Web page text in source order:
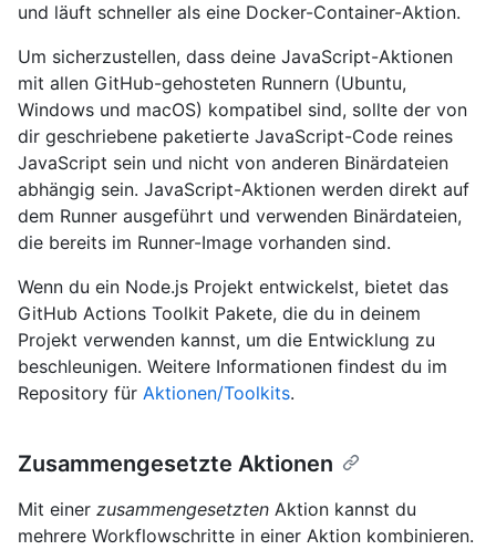
und läuft schneller als eine Docker-Container-Aktion.
Um sicherzustellen, dass deine JavaScript-Aktionen
mit allen GitHub-gehosteten Runnern (Ubuntu,
Windows und macOS) kompatibel sind, sollte der von
dir geschriebene paketierte JavaScript-Code reines
JavaScript sein und nicht von anderen Binärdateien
abhängig sein. JavaScript-Aktionen werden direkt auf
dem Runner ausgeführt und verwenden Binärdateien,
die bereits im Runner-Image vorhanden sind.
Wenn du ein Node.js Projekt entwickelst, bietet das
GitHub Actions Toolkit Pakete, die du in deinem
Projekt verwenden kannst, um die Entwicklung zu
beschleunigen. Weitere Informationen findest du im
Repository für Aktionen/Toolkits.
Zusammengesetzte Aktionen
Mit einer zusammengesetzten Aktion kannst du
mehrere Workflowschritte in einer Aktion kombinieren.